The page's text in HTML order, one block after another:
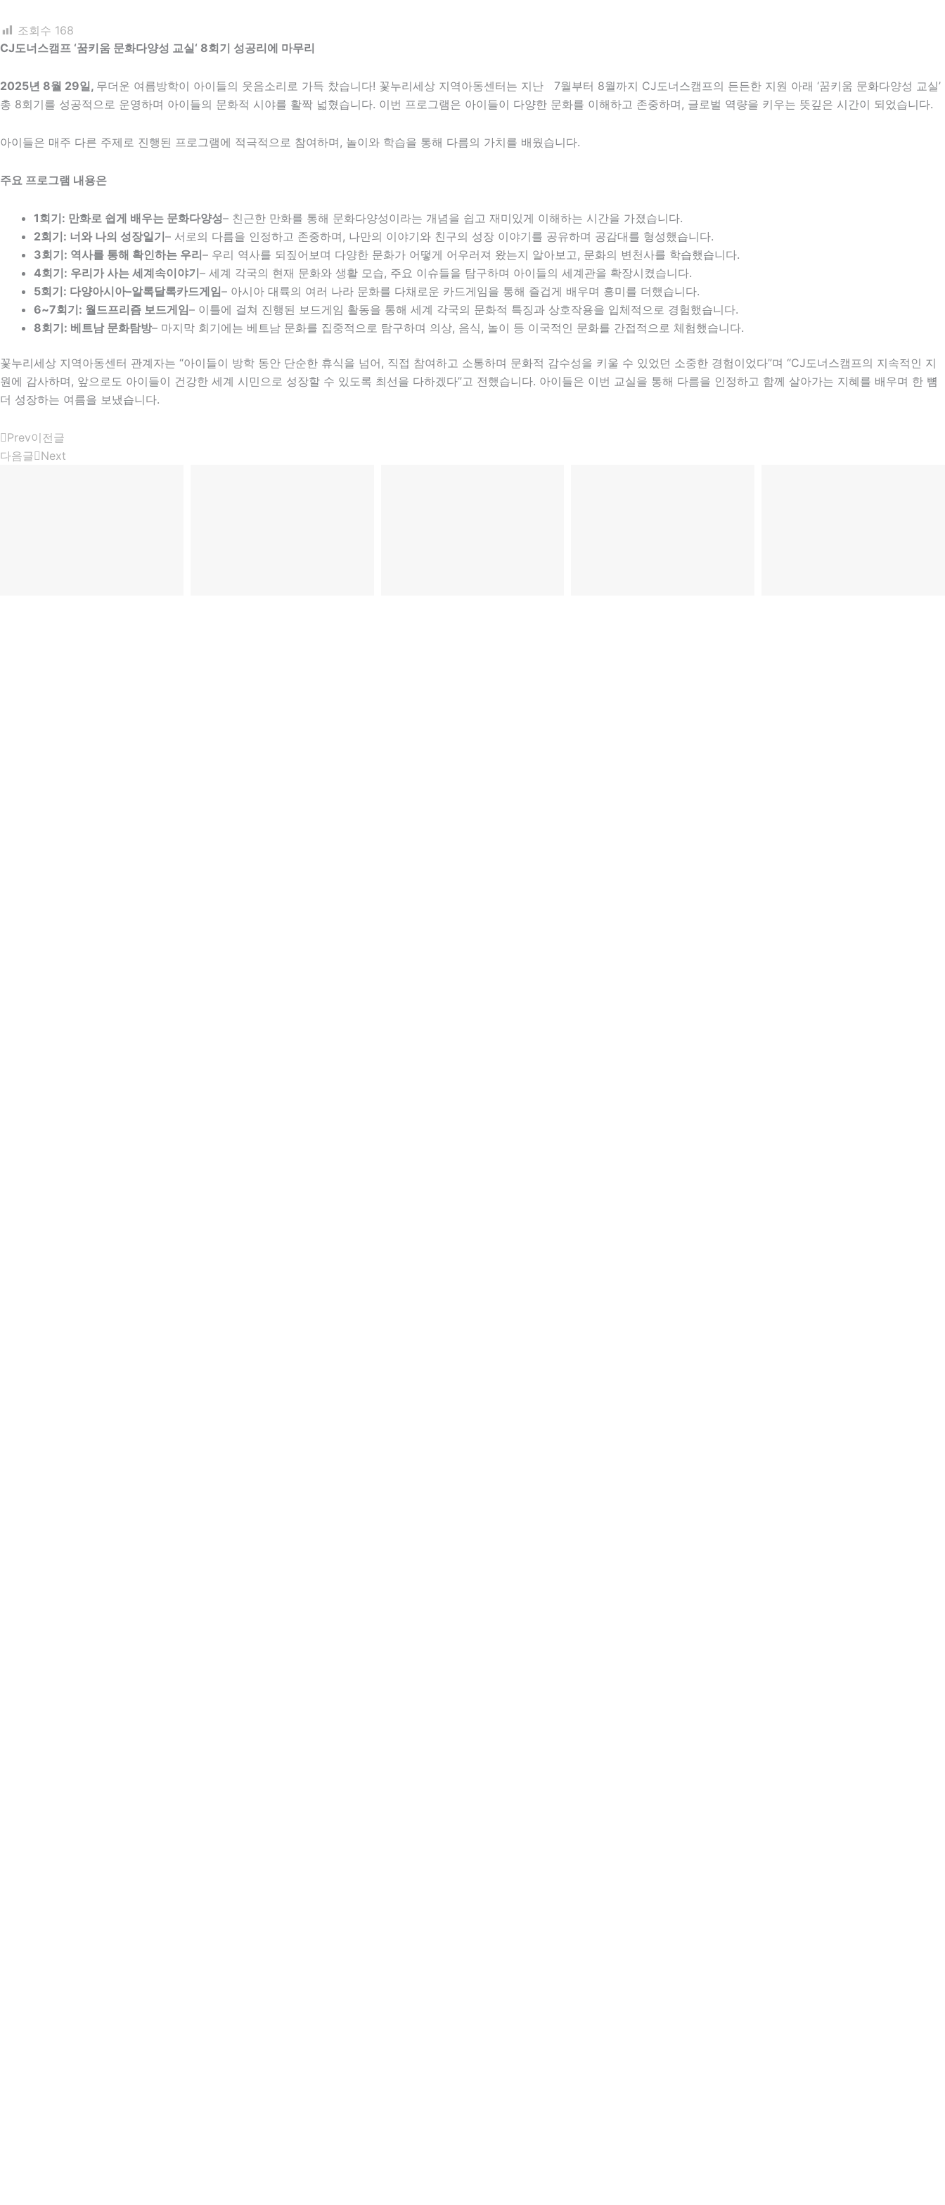
조회수 168
CJ도너스캠프 ‘꿈키움 문화다양성 교실‘ 8회기 성공리에 마무리
2025년 8월 29일, 무더운 여름방학이 아이들의 웃음소리로 가득 찼습니다! 꽃누리세상 지역아동센터는 지난 7월부터 8월까지 CJ도너스캠프의 든든한 지원 아래 ‘꿈키움 문화다양성 교실’
총 8회기를 성공적으로 운영하며 아이들의 문화적 시야를 활짝 넓혔습니다. 이번 프로그램은 아이들이 다양한 문화를 이해하고 존중하며, 글로벌 역량을 키우는 뜻깊은 시간이 되었습니다.
아이들은 매주 다른 주제로 진행된 프로그램에 적극적으로 참여하며, 놀이와 학습을 통해 다름의 가치를 배웠습니다.
주요 프로그램 내용은
1회기: 만화로 쉽게 배우는 문화다양성– 친근한 만화를 통해 문화다양성이라는 개념을 쉽고 재미있게 이해하는 시간을 가졌습니다.
2회기: 너와 나의 성장일기– 서로의 다름을 인정하고 존중하며, 나만의 이야기와 친구의 성장 이야기를 공유하며 공감대를 형성했습니다.
3회기: 역사를 통해 확인하는 우리– 우리 역사를 되짚어보며 다양한 문화가 어떻게 어우러져 왔는지 알아보고, 문화의 변천사를 학습했습니다.
4회기: 우리가 사는 세계속이야기– 세계 각국의 현재 문화와 생활 모습, 주요 이슈들을 탐구하며 아이들의 세계관을 확장시켰습니다.
5회기: 다양아시아–알록달록카드게임– 아시아 대륙의 여러 나라 문화를 다채로운 카드게임을 통해 즐겁게 배우며 흥미를 더했습니다.
6~7회기: 월드프리즘 보드게임– 이틀에 걸쳐 진행된 보드게임 활동을 통해 세계 각국의 문화적 특징과 상호작용을 입체적으로 경험했습니다.
8회기: 베트남 문화탐방– 마지막 회기에는 베트남 문화를 집중적으로 탐구하며 의상, 음식, 놀이 등 이국적인 문화를 간접적으로 체험했습니다.
꽃누리세상 지역아동센터 관계자는 “아이들이 방학 동안 단순한 휴식을 넘어, 직접 참여하고 소통하며 문화적 감수성을 키울 수 있었던 소중한 경험이었다”며 “CJ도너스캠프의 지속적인 지
원에 감사하며, 앞으로도 아이들이 건강한 세계 시민으로 성장할 수 있도록 최선을 다하겠다”고 전했습니다. 아이들은 이번 교실을 통해 다름을 인정하고 함께 살아가는 지혜를 배우며 한 뼘
더 성장하는 여름을 보냈습니다.
Prev이전글
다음글 Next